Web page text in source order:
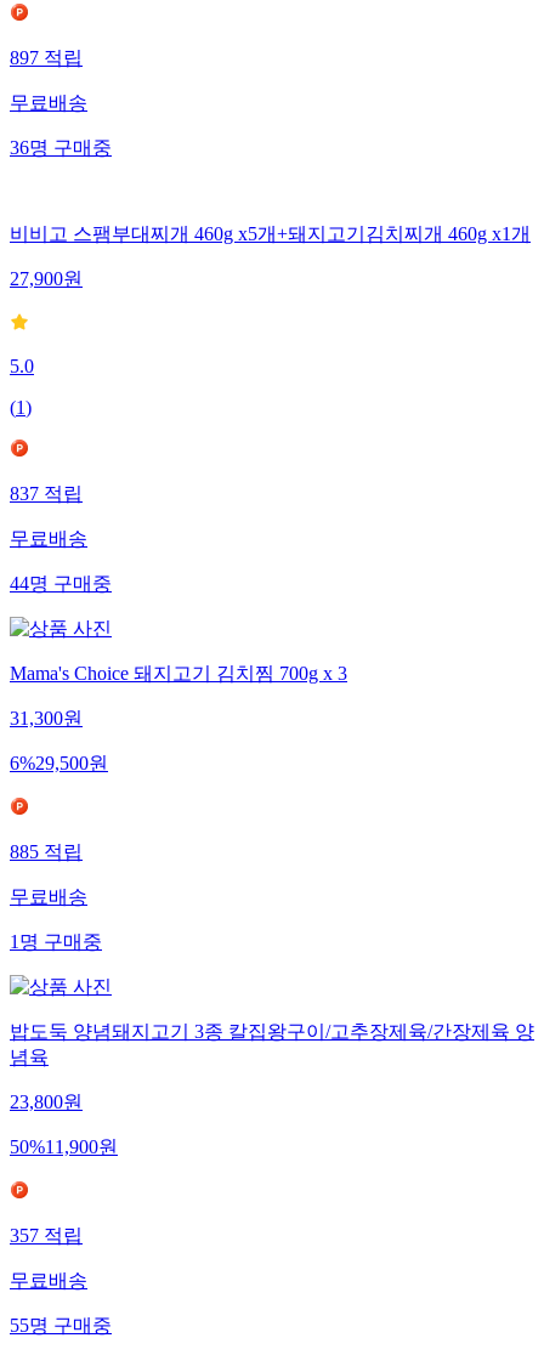
897 적립
무료배송
36명 구매중
비비고 스팸부대찌개 460g x5개+돼지고기김치찌개 460g x1개
27,900원
5.0
(1)
837적립
무료배송
44명구매중
Mama's Choice 돼지고기 김치찜 700g x 3
31,300원
6%29,500원
885적립
무료배송
1명구매중
밥도둑 양념돼지고기 3종 칼집왕구이/고추장제육/간장제육 양
념육
23,800원
50%11,900원
357적립
무료배송
55명구매중